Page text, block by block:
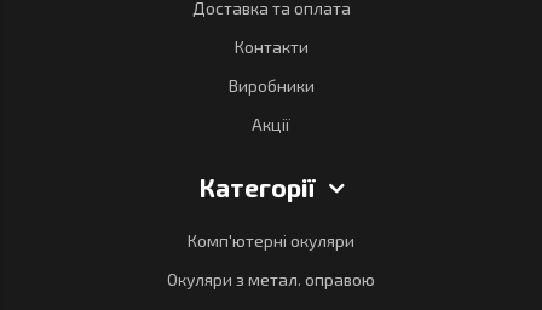
Доставка та оплата
Контакти
Виробники
Акції
Категорії
Комп'ютерні окуляри
Окуляри з метал. оправою